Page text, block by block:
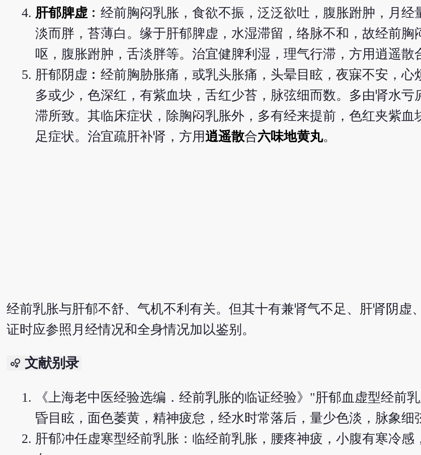
肝郁脾虚︰经前胸闷乳胀，食欲不振，泛泛欲吐，腹胀跗肿，月经
淡而胖，苔薄白。缘于肝郁脾虚，水湿滞留，络脉不和，故经前胸
呕，腹胀跗肿，舌淡胖等。治宜健脾利湿，理气行滞，方用逍遥散
肝郁阴虚︰经前胸胁胀痛，或乳头胀痛，头晕目眩，夜寐不安，心
多或少，色深红，有紫血块，舌红少苔，脉弦细而数。多由肾水亏
滞所致。其临床症状，除胸闷乳胀外，多有经来提前，色红夹紫血
足症状。治宜疏肝补肾，方用逍遥散合六味地黄丸。
经前乳胀与肝郁不舒、气机不利有关。但其十有兼肾气不足、肝肾阴虚
证时应参照月经情况和全身情况加以鉴别。
bubble_chart 文献别录
《上海老中医经验选编．经前乳胀的临证经验》"肝郁血虚型经前
昏目眩，面色萎黄，精神疲怠，经水时常落后，量少色淡，脉象细
肝郁冲任虚寒型经前乳胀：临经前乳胀，腰疼神疲，小腹有寒冷感